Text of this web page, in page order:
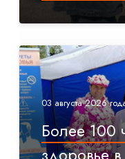
03 августа 2026
Более 100